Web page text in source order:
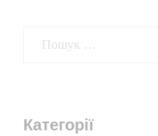
Категорії